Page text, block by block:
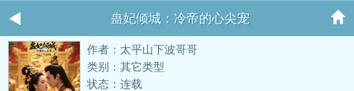
蛊妃倾城：冷帝的心尖宠
作者：太平山下波哥哥
类别：其它类型
状态：连载